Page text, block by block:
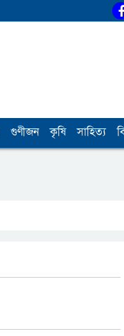
গুণীজন কৃষি সাহিত্য